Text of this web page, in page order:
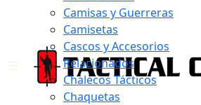
Camisas y Guerreras
Camisetas
Cascos y Accesorios
Relacionados
Chalecos Tácticos
Chaquetas